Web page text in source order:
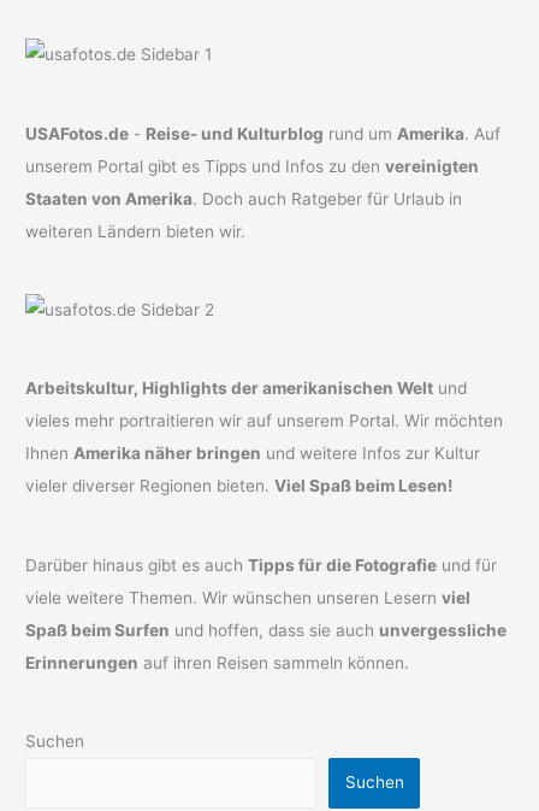
USAFotos.de - Reise- und Kulturblog rund um Amerika. Auf
unserem Portal gibt es Tipps und Infos zu denvereinigten
Staaten von Amerika. Doch auch Ratgeber für Urlaub in
weiteren Ländern bieten wir.
Arbeitskultur, Highlights der amerikanischen Welt und
vieles mehr portraitieren wir auf unserem Portal. Wir möchten
IhnenAmerika näher bringen und weitere Infos zur Kultur
vieler diverser Regionen bieten.Viel Spaß beim Lesen!
Darüber hinaus gibt es auchTipps für die Fotografie und für
viele weitere Themen. Wir wünschen unseren Lesernviel
Spaß beim Surfen und hoffen, dass sie auch unvergessliche
Erinnerungen auf ihren Reisen sammeln können.
Suchen
Suchen